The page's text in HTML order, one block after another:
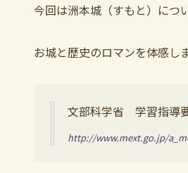
今回は洲本城（すもと）につ
お城と歴史のロマンを体感し
文部科学省 学習指導
http://www.mext.go.jp/